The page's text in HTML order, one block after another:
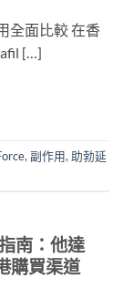
全面比較 在香
[…]
, 副作用, 助勃延
南：他達
購買渠道